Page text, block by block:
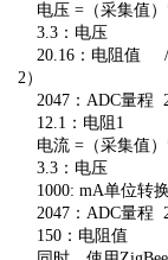
电压 =（采集值
3.3：电压
20.16：电阻值 //
2）
2047：ADC量程
12.1：电阻1
电流 =（采集值
3.3：电压
1000: mA单位转换
2047：ADC量程
150：电阻值